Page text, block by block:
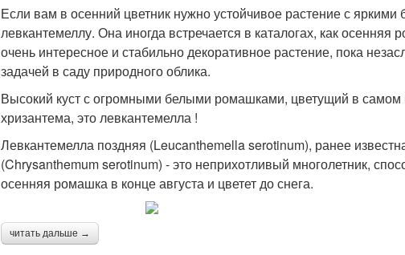
Если вам в осенний цветник нужно устойчивое растение с
левкантемеллу. Она иногда встречается в каталогах, как
очень интересное и стабильно декоративное растение, пока
задачей в саду природного облика.
Высокий куст с огромными белыми ромашками, цветущий в самом
хризантема, это левкантемелла !
Левкантемелла поздняя (Leucanthemella serotinum), ранее
(Chrysanthemum serotinum) - это неприхотливый многолетник,
осенняя ромашка в конце августа и цветет до снега.
читать дальше →